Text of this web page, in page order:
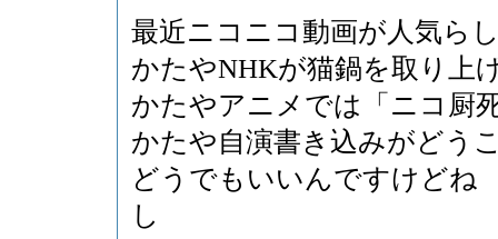
最近ニコニコ動画が人気ら
かたやNHKが猫鍋を取り上
かたやアニメでは「ニコ厨
かたや自演書き込みがどう
どうでもいいんですけど
し